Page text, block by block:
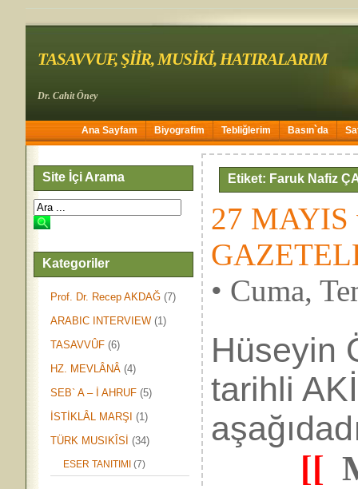
TASAVVUF, ŞİİR, MUSİKİ, HATIRALARIM
Dr. Cahit Öney
Ana Sayfam Biyografim Tebliğlerim Basın`da
Site İçi Arama
Kategoriler
Prof. Dr. Recep AKDAĞ (7)
ARABIC INTERVIEW (1)
TASAVVÛF (6)
HZ. MEVLÂNÂ (4)
SEB` A – İ AHRUF (5)
İSTİKLÂL MARŞI (1)
TÜRK MUSIKÎSİ (34)
ESER TANITIMI (7)
Etiket: Faruk Nafiz
27 MAYIS
• Cuma,
Hüseyin
tarihli
[[